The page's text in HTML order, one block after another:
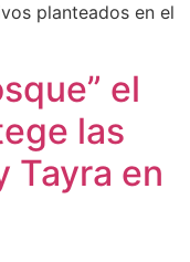
planteados en el
el
las
Tayra en